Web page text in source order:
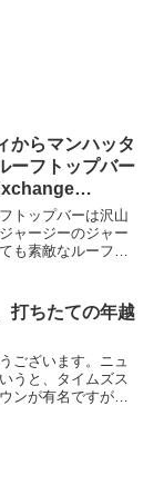
からマンハッタ
ーフトップバー
トップバーは沢山
ャージーのジャー
も素敵なルーフト
レードセンターを
が...
打ちたての年越
ございます。ニュ
うと、タイムズス
ンが有名ですが、